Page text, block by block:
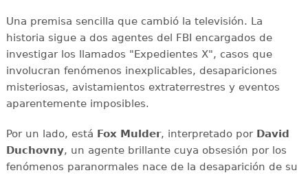
Una premisa sencilla que cambió la televisión. La
historia sigue a dos agentes del FBI encargados de
investigar los llamados "Expedientes X", casos que
involucran fenómenos inexplicables, desapariciones
misteriosas, avistamientos extraterrestres y eventos
aparentemente imposibles.
Por un lado, está Fox Mulder, interpretado por David
Duchovny, un agente brillante cuya obsesión por los
fenómenos paranormales nace de la desaparición de su